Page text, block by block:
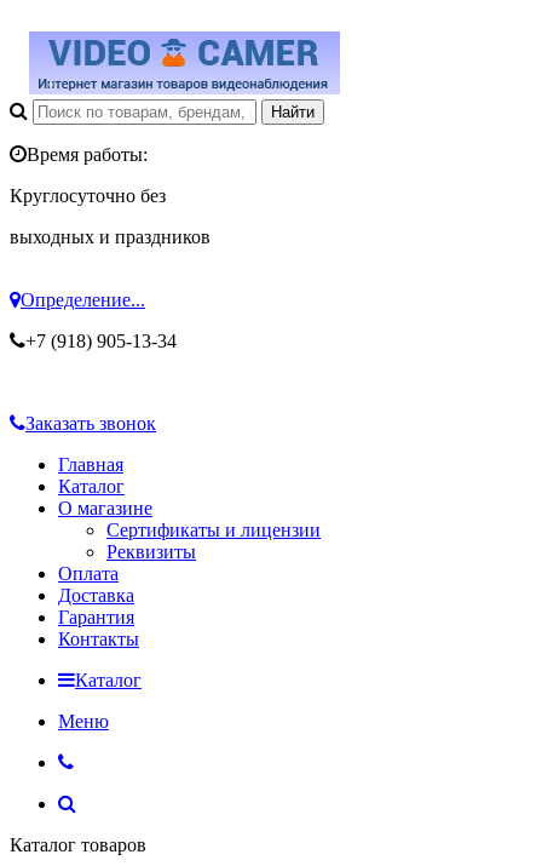
Время работы:
Круглосуточно без
выходных и праздников
Определение...
+7 (918) 905-13-34
Заказать звонок
Главная
Каталог
О магазине
Сертификаты и лицензии
Реквизиты
Оплата
Доставка
Гарантия
Контакты
Каталог
Меню
Каталог товаров